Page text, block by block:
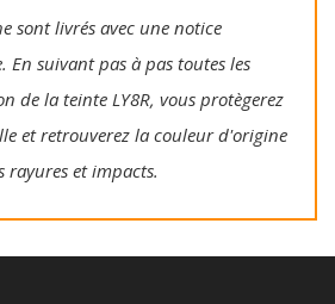
sont livrés avec une notice
suivant pas à pas toutes les
de la teinte LY8R, vous protègerez
et retrouverez la couleur d'origine
rayures et impacts.